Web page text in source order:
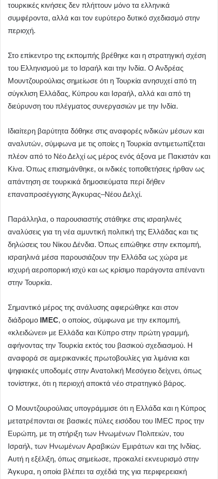
τουρκικές κινήσεις δεν πλήττουν μόνο τα ελληνικά
συμφέροντα, αλλά και τον ευρύτερο δυτικό σχεδιασμό στην
περιοχή.
Στο επίκεντρο της εκπομπής βρέθηκε και η στρατηγική σχέση
του Ελληνισμού με το Ισραήλ και την Ινδία. Ο Ανδρέας
Μουντζουρούλιας σημείωσε ότι η Τουρκία ανησυχεί από τη
σύγκλιση Ελλάδας, Κύπρου και Ισραήλ, αλλά και από τη
διεύρυνση του πλέγματος συνεργασιών με την Ινδία.
Ιδιαίτερη βαρύτητα δόθηκε στις αναφορές ινδικών μέσων και
αναλυτών, σύμφωνα με τις οποίες η Τουρκία αντιμετωπίζεται
πλέον από το Νέο Δελχί ως μέρος ενός άξονα με Πακιστάν και
Κίνα. Όπως επισημάνθηκε, οι ινδικές τοποθετήσεις ήρθαν ως
απάντηση σε τουρκικά δημοσιεύματα περί δήθεν
επαναπροσέγγισης Άγκυρας–Νέου Δελχί.
Παράλληλα, ο παρουσιαστής στάθηκε στις ισραηλινές
αναλύσεις για τη νέα αμυντική πολιτική της Ελλάδας και τις
δηλώσεις του Νίκου Δένδια. Όπως ειπώθηκε στην εκπομπή,
ισραηλινά μέσα παρουσιάζουν την Ελλάδα ως χώρα με
ισχυρή αεροπορική ισχύ και ως κρίσιμο παράγοντα απέναντι
στην Τουρκία.
Σημαντικό μέρος της ανάλυσης αφιερώθηκε και στον
διάδρομο IMEC, ο οποίος, σύμφωνα με την εκπομπή,
«κλειδώνει» με Ελλάδα και Κύπρο στην πρώτη γραμμή,
αφήνοντας την Τουρκία εκτός του βασικού σχεδιασμού. Η
αναφορά σε αμερικανικές πρωτοβουλίες για λιμάνια και
ψηφιακές υποδομές στην Ανατολική Μεσόγειο δείχνει, όπως
τονίστηκε, ότι η περιοχή αποκτά νέο στρατηγικό βάρος.
Ο Μουντζουρούλιας υπογράμμισε ότι η Ελλάδα και η Κύπρος
μετατρέπονται σε βασικές πύλες εισόδου του IMEC προς την
Ευρώπη, με τη στήριξη των Ηνωμένων Πολιτειών, του
Ισραήλ, των Ηνωμένων Αραβικών Εμιράτων και της Ινδίας.
Αυτή η εξέλιξη, όπως σημείωσε, προκαλεί εκνευρισμό στην
Άγκυρα, η οποία βλέπει τα σχέδιά της για περιφερειακή